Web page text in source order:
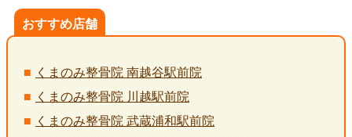
おすすめ店舗
くまのみ整骨院 南越谷駅前院
くまのみ整骨院 川越駅前院
くまのみ整骨院 武蔵浦和駅前院